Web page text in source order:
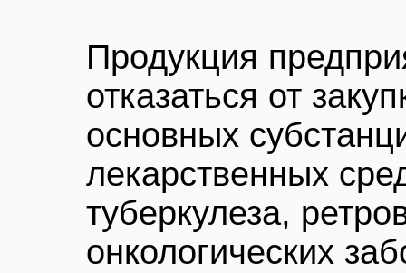
Продукция
отказаться от
основных
лекарственных
туберкулеза,
онкологических